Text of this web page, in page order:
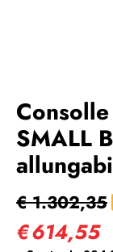
SMALL
€ 1.302,35
€614,55